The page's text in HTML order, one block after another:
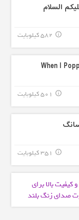
السلام
582 کیلوبایت info_outline
501 کیلوبایت info_outline
351 کیلوبایت info_outline
و کیفیت بالا برای
صدای زنگ بلند